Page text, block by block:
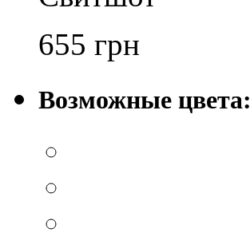
655 грн
Возможные цвета: